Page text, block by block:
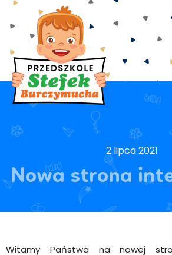
2 lipca 2021
Nowa strona
Witamy Państwa na nowej